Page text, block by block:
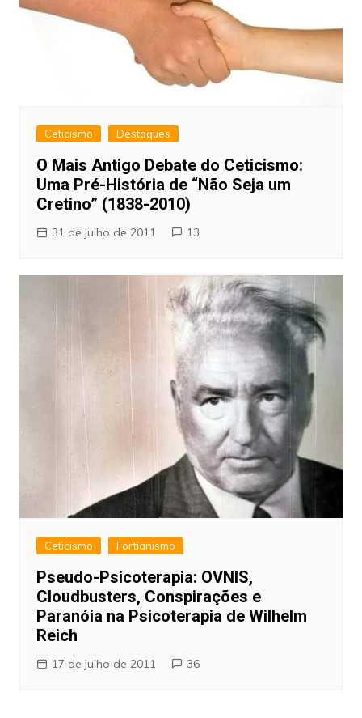
Ceticismo Destaques
O Mais Antigo Debate do Ceticismo:
Uma Pré-História de “Não Seja um
Cretino” (1838-2010)
31 de julho de 2011 13
Ceticismo Fortianismo
Pseudo-Psicoterapia: OVNIS,
Cloudbusters, Conspirações e
Paranóia na Psicoterapia de Wilhelm
Reich
17 de julho de 2011 36